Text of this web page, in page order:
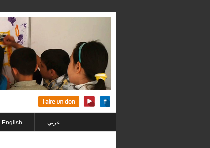
English عربي